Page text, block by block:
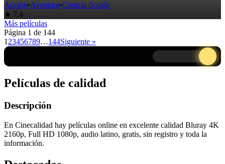
Acción•Aventura•Ciencia ficción
★ 7.4
Más películas
Página 1 de 144
1 23456789…144Siguiente »
Películas de calidad
Descripción
En Cinecalidad hay películas online en excelente calidad Bluray 4K
2160p, Full HD 1080p, audio latino, gratis, sin registro y toda la
información.